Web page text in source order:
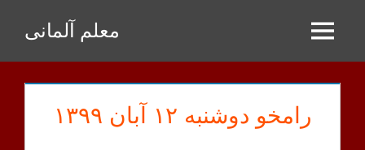
Inhalt
springen
معلم آلمانی Menu
رامخو دوشنبه ۱۲ آبان ۱۳۹۹